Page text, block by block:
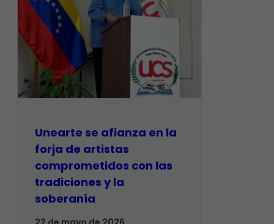
Unearte se afianza en la
forja de artistas
comprometidos con las
tradiciones y la
soberanía